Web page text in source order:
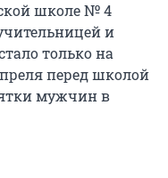
школе № 4
и
только на
перед школой
мужчин в